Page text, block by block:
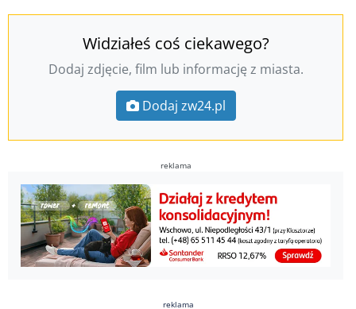
Widziałeś coś ciekawego?
Dodaj zdjęcie, film lub informację z miasta.
Dodaj zw24.pl
reklama
reklama